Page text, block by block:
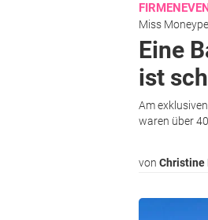
Miss
Eine
ist
Am
waren über
vonChristine
Bild